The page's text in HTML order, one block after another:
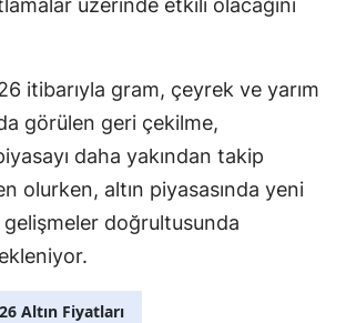
itibarıyla gram, çeyrek ve yarım
görülen geri çekilme,
daha yakından takip
olurken, altın piyasasında yeni
doğrultusunda
Altın Fiyatları